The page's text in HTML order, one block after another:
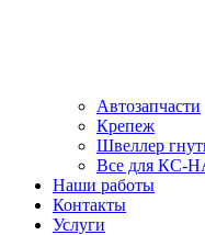
Автозапчасти
Крепеж
Швеллер
Все для КС-
Наши работы
Контакты
Услуги